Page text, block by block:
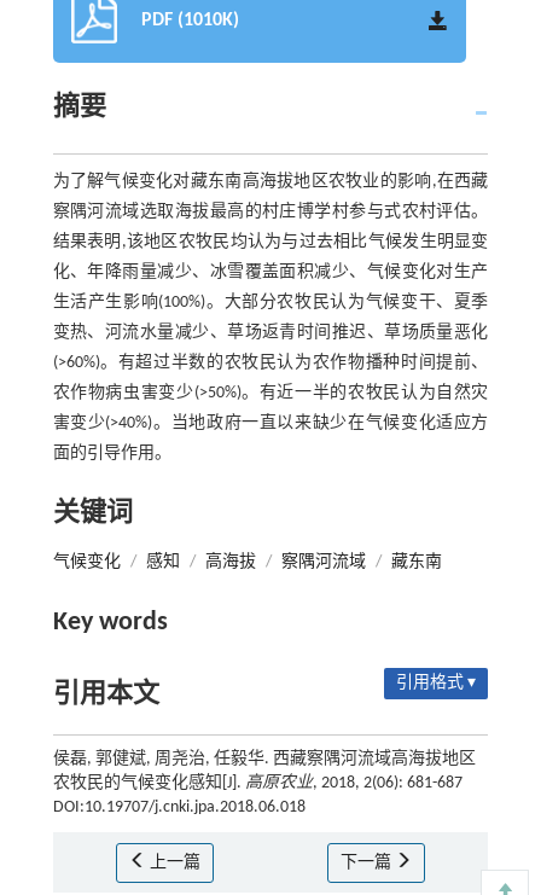
PDF (1010K)
摘要
为了解气候变化对藏东南高海拔地区农牧业的影响,在西藏
察隅河流域选取海拔最高的村庄博学村参与式农村评估。
结果表明,该地区农牧民均认为与过去相比气候发生明显变
化、年降雨量减少、冰雪覆盖面积减少、气候变化对生产
生活产生影响(100%)。大部分农牧民认为气候变干、夏季
变热、河流水量减少、草场返青时间推迟、草场质量恶化
(>60%)。有超过半数的农牧民认为农作物播种时间提前、
农作物病虫害变少(>50%)。有近一半的农牧民认为自然灾
害变少(>40%)。当地政府一直以来缺少在气候变化适应方
面的引导作用。
关键词
气候变化 / 感知 / 高海拔 / 察隅河流域 / 藏东南
Key words
引用本文 引用格式 ▾
侯磊, 郭健斌, 周尧治, 任毅华. 西藏察隅河流域高海拔地区
农牧民的气候变化感知[J]. 高原农业, 2018, 2(06): 681-687
DOI:10.19707/j.cnki.jpa.2018.06.018
上一篇 下一篇